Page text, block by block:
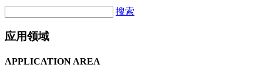
搜索
应用领域
APPLICATION AREA